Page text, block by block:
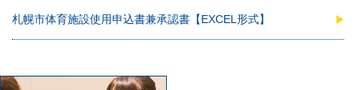
札幌市体育施設使用申込書兼承認書【EXCEL形式】